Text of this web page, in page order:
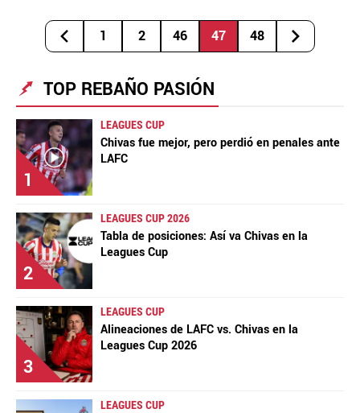
1 2 46 47 48
TOP REBAÑO PASIÓN
1
LEAGUES CUP
Chivas fue mejor, pero perdió en penales ante
LAFC
2
LEAGUES CUP 2026
Tabla de posiciones: Así va Chivas en la
Leagues Cup
3
LEAGUES CUP
Alineaciones de LAFC vs. Chivas en la
Leagues Cup 2026
LEAGUES CUP